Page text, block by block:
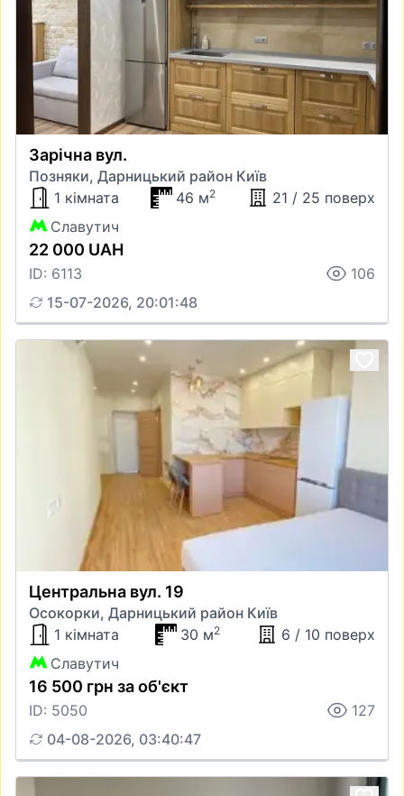
Зарічна вул.
Позняки, Дарницький район Київ
1 кімната
46 м2
21 / 25 поверх
Славутич
22 000 UAH
ID: 6113
106
15-07-2026, 20:01:48
Центральна вул. 19
Осокорки, Дарницький район Київ
1 кімната
30 м2
6 / 10 поверх
Славутич
16 500 грн за об'єкт
ID: 5050
127
04-08-2026, 03:40:47